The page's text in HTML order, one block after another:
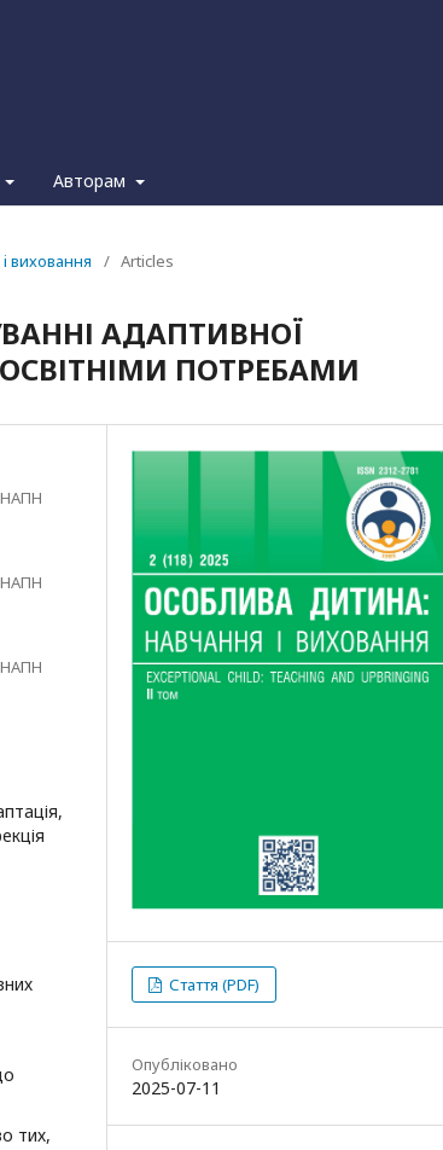
Авторам
виховання / Articles
АДАПТИВНОЇ
ПОТРЕБАМИ
НАПН
НАПН
НАПН
тих,
Стаття (PDF)
Опубліковано
2025-07-11